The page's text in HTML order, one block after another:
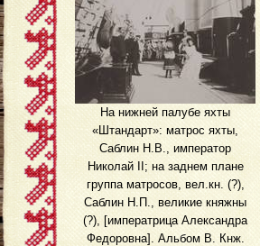
На нижней палубе яхты
«Штандарт»: матрос яхты,
Саблин Н.В., император
Николай II; на заднем плане
группа матросов, вел.кн. (?),
Саблин Н.П., великие княжны
(?), [императрица Александра
Федоровна]. Альбом В. Кнж.